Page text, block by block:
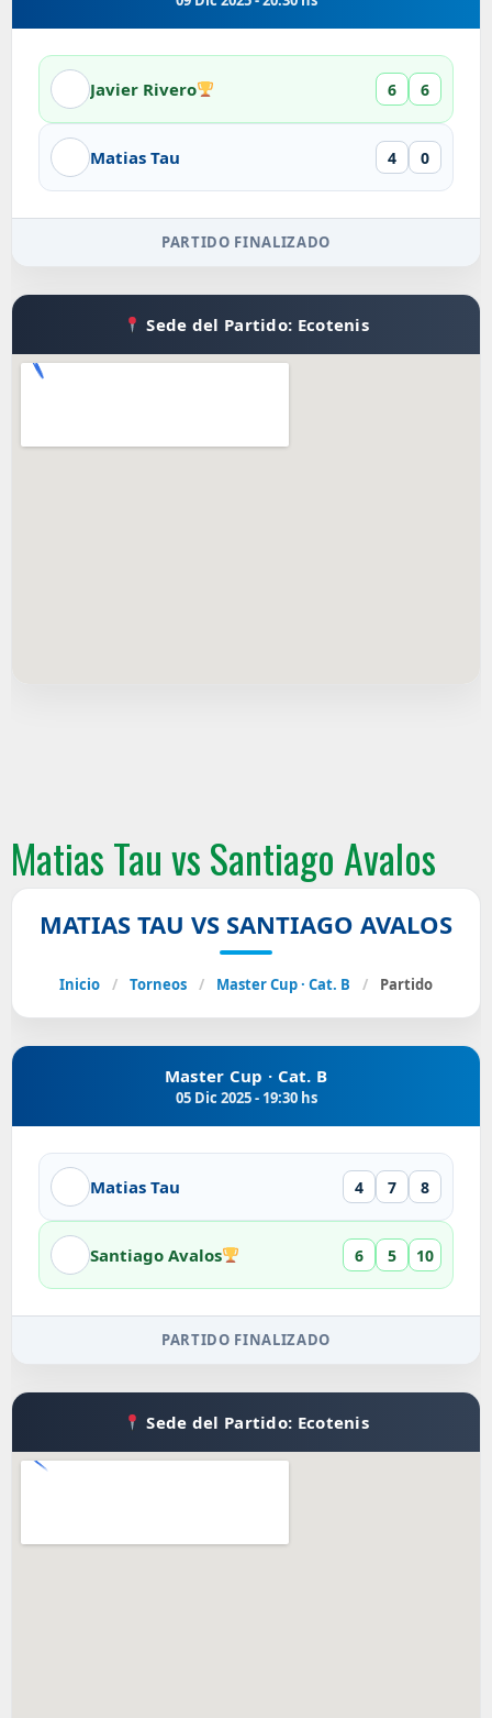
Javier Rivero 6 6
Matias Tau 4 0
PARTIDO FINALIZADO
Sede del Partido: Ecotenis
Matias Tau vs Santiago Avalos
MATIAS TAU VS SANTIAGO AVALOS
Inicio / Torneos / Master Cup · Cat. B / Partido
Master Cup · Cat. B
05 Dic 2025 - 19:30 hs
Matias Tau 4 7 8
Santiago Avalos 6 5 10
PARTIDO FINALIZADO
Sede del Partido: Ecotenis